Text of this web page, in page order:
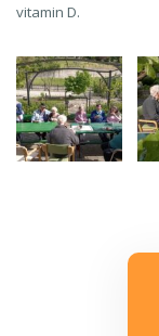
vitamin D.